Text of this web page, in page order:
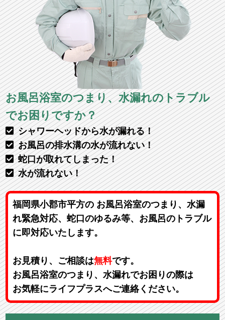
お風呂浴室のつまり、水漏れのトラブル
でお困りですか？
シャワーヘッドから水が漏れる！
お風呂の排水溝の水が流れない！
蛇口が取れてしまった！
水が流れない！
福岡県小郡市平方の お風呂浴室のつまり、水漏
れ緊急対応、蛇口のゆるみ等、お風呂のトラブル
に即対応いたします。
お見積り、ご相談は無料です。
お風呂浴室のつまり、水漏れでお困りの際は
お気軽にライフプラスへご連絡ください。